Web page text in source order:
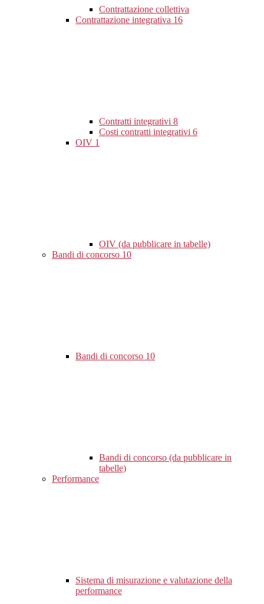
Contrattazione collettiva
Contrattazione integrativa 16
Contratti integrativi 8
Costi contratti integrativi 6
OIV 1
OIV (da pubblicare in tabelle)
Bandi di concorso 10
Bandi di concorso 10
Bandi di concorso (da pubblicare in
tabelle)
Performance
Sistema di misurazione e valutazione della
performance